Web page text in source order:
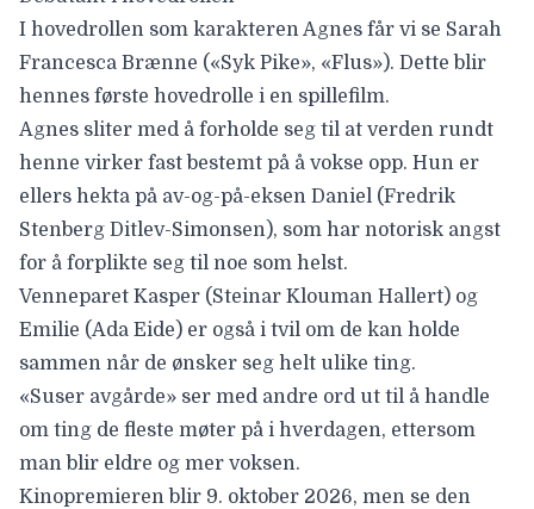
I hovedrollen som karakteren Agnes får vi se Sarah
Francesca Brænne («Syk Pike», «Flus»). Dette blir
hennes første hovedrolle i en spillefilm.
Agnes sliter med å forholde seg til at verden rundt
henne virker fast bestemt på å vokse opp. Hun er
ellers hekta på av-og-på-eksen Daniel (Fredrik
Stenberg Ditlev-Simonsen), som har notorisk angst
for å forplikte seg til noe som helst.
Venneparet Kasper (Steinar Klouman Hallert) og
Emilie (Ada Eide) er også i tvil om de kan holde
sammen når de ønsker seg helt ulike ting.
«Suser avgårde» ser med andre ord ut til å handle
om ting de fleste møter på i hverdagen, ettersom
man blir eldre og mer voksen.
Kinopremieren blir 9. oktober 2026, men se den